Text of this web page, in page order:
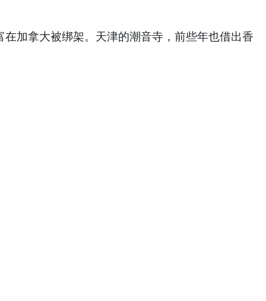
加拿大被绑架。天津的潮音寺，前些年也借出香